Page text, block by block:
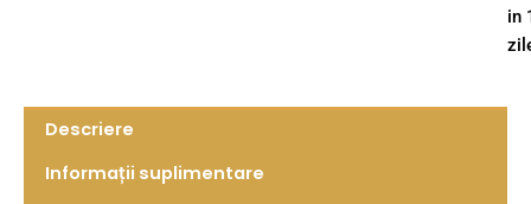
in
Descriere
Informații suplimentare